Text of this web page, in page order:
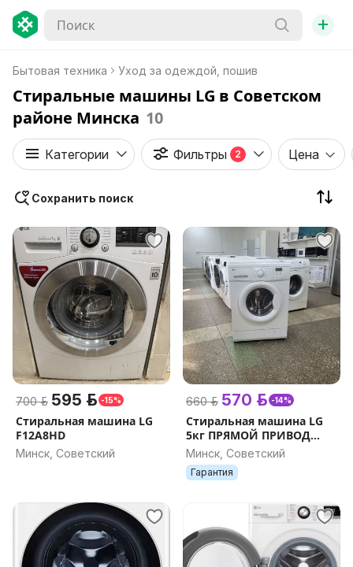
+
Бытовая техника Уход за одеждой, пошив
Стиральные машины LG в Советском
районе Минска 10
Категории Фильтры 2 Цена
Сохранить поиск
700 р. 595 р. -15%
Стиральная машина LG
F12A8HD
Минск, Советский
660 р. 570 р. -14%
Стиральная машина LG
5кг ПРЯМОЙ ПРИВОД
ГАРАНТИЯ, ДОСТАВКА,
РАССРОЧКА
Минск, Советский
Гарантия